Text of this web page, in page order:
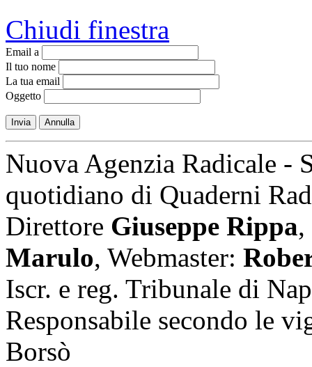
Chiudi finestra
Email a
Il tuo nome
La tua email
Oggetto
Invia Annulla
Nuova Agenzia Radicale -
quotidiano di Quaderni
Direttore Giuseppe Rippa,
Marulo, Webmaster:
Iscr. e reg. Tribunale di
Responsabile secondo le
Borsò